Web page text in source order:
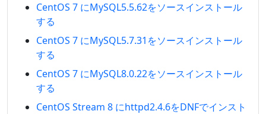
CentOS 7 にMySQL5.5.62をソースインストール
する
CentOS 7 にMySQL5.7.31をソースインストール
する
CentOS 7 にMySQL8.0.22をソースインストール
する
CentOS Stream 8 にhttpd2.4.6をDNFでインスト